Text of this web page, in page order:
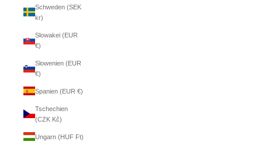
Schweden (SEK
kr)
Slowakei (EUR
€)
Slowenien (EUR
€)
Spanien (EUR €)
Tschechien
(CZK Kč)
Ungarn (HUF Ft)